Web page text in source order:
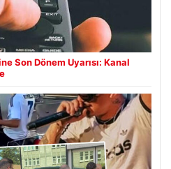
Son Dönem Uyarısı: Kanal